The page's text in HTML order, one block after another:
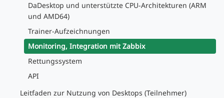
DaDesktop und unterstützte CPU-Architekturen (ARM
und AMD64)
Trainer-Aufzeichnungen
Monitoring, Integration mit Zabbix
Rettungssystem
API
Leitfaden zur Nutzung von Desktops (Teilnehmer)